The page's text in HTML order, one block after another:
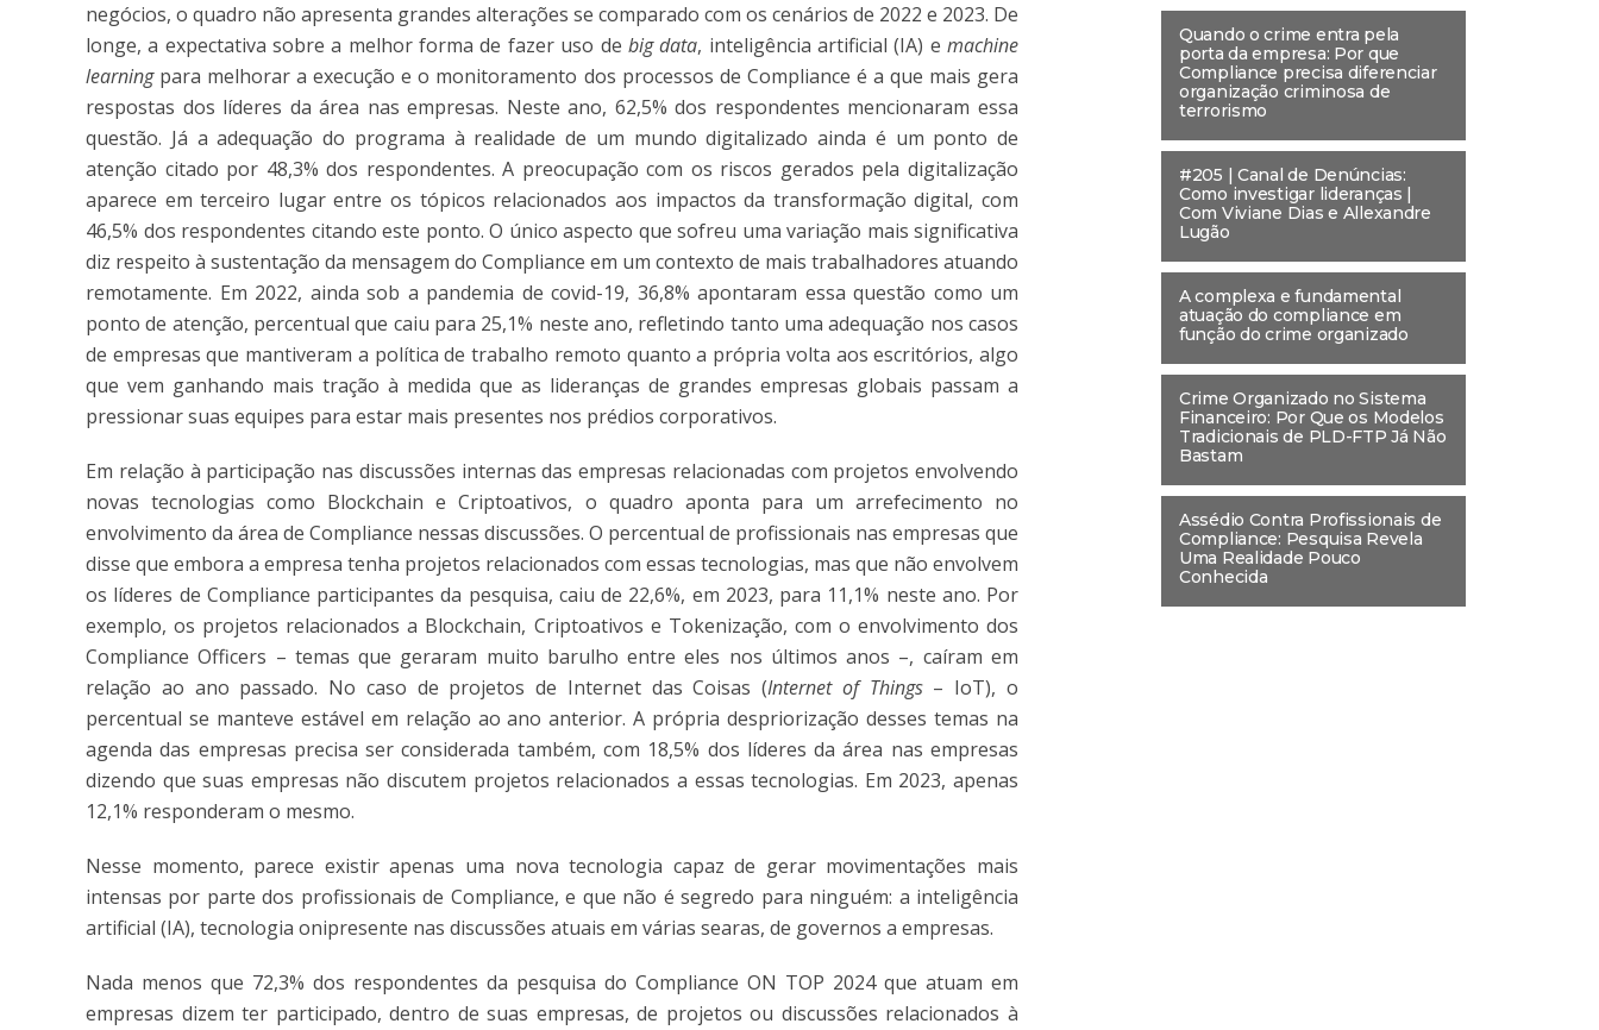
negócios, o quadro não apresenta grandes alterações se comparado com os cenários de 2022 e 2023. De
longe, a expectativa sobre a melhor forma de fazer uso de big data, inteligência artificial (IA) emachine
learningpara melhorar a execução e o monitoramento dos processos de Compliance é a que mais gera
respostas dos líderes da área nas empresas. Neste ano, 62,5% dos respondentes mencionaram essa
questão. Já a adequação do programa à realidade de um mundo digitalizado ainda é um ponto de
atenção citado por 48,3% dos respondentes. A preocupação com os riscos gerados pela digitalização
aparece em terceiro lugar entre os tópicos relacionados aos impactos da transformação digital, com
46,5% dos respondentes citando este ponto. O único aspecto que sofreu uma variação mais significativa
diz respeito à sustentação da mensagem do Compliance em um contexto de mais trabalhadores atuando
remotamente. Em 2022, ainda sob a pandemia de covid-19, 36,8% apontaram essa questão como um
ponto de atenção, percentual que caiu para 25,1% neste ano, refletindo tanto uma adequação nos casos
de empresas que mantiveram a política de trabalho remoto quanto a própria volta aos escritórios, algo
que vem ganhando mais tração à medida que as lideranças de grandes empresas globais passam a
pressionar suas equipes para estar mais presentes nos prédios corporativos.
Em relação à participação nas discussões internas das empresas relacionadas com projetos envolvendo
novas tecnologias como Blockchain e Criptoativos, o quadro aponta para um arrefecimento no
envolvimento da área de Compliance nessas discussões. O percentual de profissionais nas empresas que
disse que embora a empresa tenha projetos relacionados com essas tecnologias, mas que não envolvem
os líderes de Compliance participantes da pesquisa, caiu de 22,6%, em 2023, para 11,1% neste ano. Por
exemplo, os projetos relacionados a Blockchain, Criptoativos e Tokenização, com o envolvimento dos
Compliance Officers – temas que geraram muito barulho entre eles nos últimos anos –, caíram em
relação ao ano passado. No caso de projetos de Internet das Coisas (Internet of Things – IoT), o
percentual se manteve estável em relação ao ano anterior. A própria despriorização desses temas na
agenda das empresas precisa ser considerada também, com 18,5% dos líderes da área nas empresas
dizendo que suas empresas não discutem projetos relacionados a essas tecnologias. Em 2023, apenas
12,1% responderam o mesmo.
Nesse momento, parece existir apenas uma nova tecnologia capaz de gerar movimentações mais
intensas por parte dos profissionais de Compliance, e que não é segredo para ninguém: a inteligência
artificial (IA), tecnologia onipresente nas discussões atuais em várias searas, de governos a empresas.
Nada menos que 72,3% dos respondentes da pesquisa do Compliance ON TOP 2024 que atuam em
empresas dizem ter participado, dentro de suas empresas, de projetos ou discussões relacionados à
Quando o crime entra pela
porta da empresa: Por que
Compliance precisa diferenciar
organização criminosa de
terrorismo
#205 | Canal de Denúncias:
Como investigar lideranças |
Com Viviane Dias e Allexandre
Lugão
A complexa e fundamental
atuação do compliance em
função do crime organizado
Crime Organizado no Sistema
Financeiro: Por Que os Modelos
Tradicionais de PLD-FTP Já Não
Bastam
Assédio Contra Profissionais de
Compliance: Pesquisa Revela
Uma Realidade Pouco
Conhecida